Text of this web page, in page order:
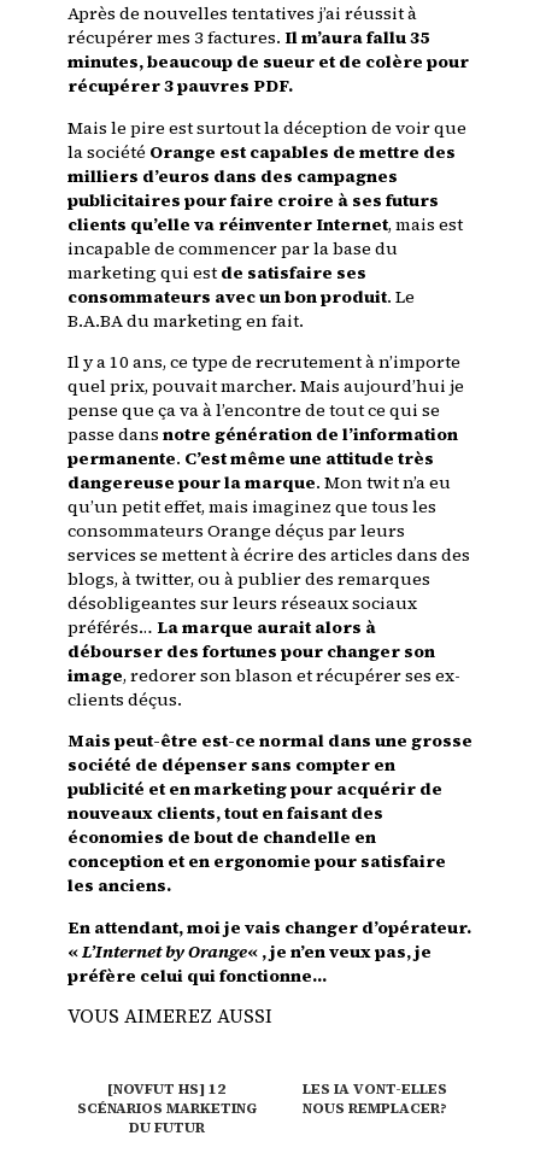
Après de nouvelles tentatives j’ai réussit à
récupérer mes 3 factures. Il m’aura fallu 35
minutes, beaucoup de sueur et de colère pour
récupérer 3 pauvres PDF.
Mais le pire est surtout la déception de voir que
la société Orange est capables de mettre des
milliers d’euros dans des campagnes
publicitaires pour faire croire à ses futurs
clients qu’elle va réinventer Internet, mais est
incapable de commencer par la base du
marketing qui est de satisfaire ses
consommateurs avec un bon produit. Le
B.A.BA du marketing en fait.
Il y a 10 ans, ce type de recrutement à n’importe
quel prix, pouvait marcher. Mais aujourd’hui je
pense que ça va à l’encontre de tout ce qui se
passe dans notre génération de l’information
permanente. C’est même une attitude très
dangereuse pour la marque. Mon twit n’a eu
qu’un petit effet, mais imaginez que tous les
consommateurs Orange déçus par leurs
services se mettent à écrire des articles dans des
blogs, à twitter, ou à publier des remarques
désobligeantes sur leurs réseaux sociaux
préférés… La marque aurait alors à
débourser des fortunes pour changer son
image, redorer son blason et récupérer ses ex-
clients déçus.
Mais peut-être est-ce normal dans une grosse
société de dépenser sans compter en
publicité et en marketing pour acquérir de
nouveaux clients, tout en faisant des
économies de bout de chandelle en
conception et en ergonomie pour satisfaire
les anciens.
En attendant, moi je vais changer d’opérateur.
«L’Internetby Orange« , je n’en veux pas, je
préfère celui qui fonctionne…
VOUS AIMEREZ AUSSI
[NOVFUT HS] 12
SCÉNARIOS MARKETING
DU FUTUR
LES IA VONT-ELLES
NOUS REMPLACER?